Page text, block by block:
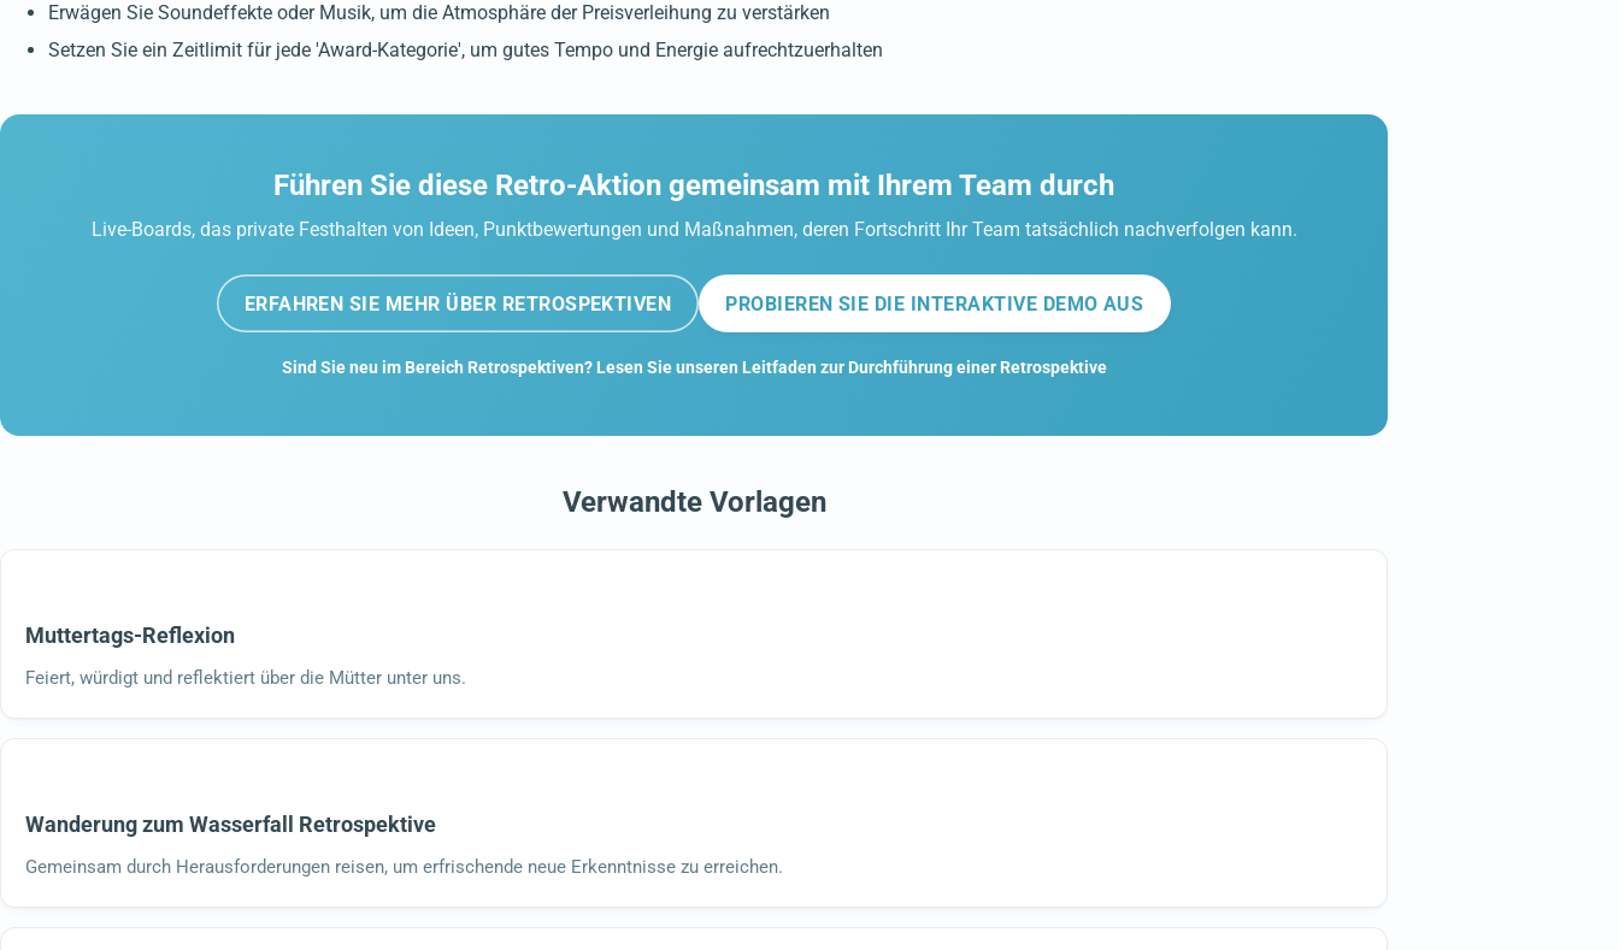
Erwägen Sie Soundeffekte oder Musik, um die Atmosphäre der Preisverleihung zu verstärken
Setzen Sie ein Zeitlimit für jede 'Award-Kategorie', um gutes Tempo und Energie aufrechtzuerhalten
Führen Sie diese Retro-Aktion gemeinsam mit Ihrem Team durch
Live-Boards, das private Festhalten von Ideen, Punktbewertungen und Maßnahmen, deren Fortschritt Ihr Team tatsächlich nachverfolgen kann.
ERFAHREN SIE MEHR ÜBER RETROSPEKTIVEN PROBIEREN SIE DIE INTERAKTIVE DEMO AUS
Sind Sie neu im Bereich Retrospektiven? Lesen Sie unseren Leitfaden zur Durchführung einer Retrospektive
Verwandte Vorlagen
Muttertags-Reflexion
Feiert, würdigt und reflektiert über die Mütter unter uns.
Wanderung zum Wasserfall Retrospektive
Gemeinsam durch Herausforderungen reisen, um erfrischende neue Erkenntnisse zu erreichen.